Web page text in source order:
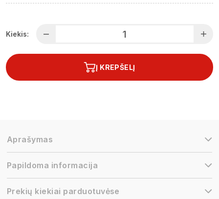
Kiekis:
Į KREPŠELĮ
Aprašymas
Papildoma informacija
Prekių kiekiai parduotuvėse